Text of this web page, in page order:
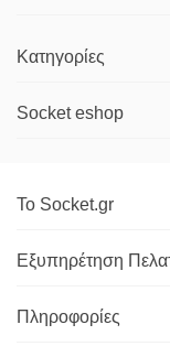
Κατηγορίες
Socket eshop
Το Socket.gr
Εξυπηρέτηση
Πληροφορίες